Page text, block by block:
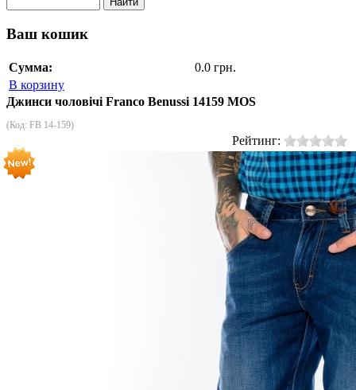
Ваш кошик
Сумма:
0.0 грн.
В корзину
Джинси чоловічі Franco Benussi 14159 MOS
(Код: FB 14-159)
Рейтинг: